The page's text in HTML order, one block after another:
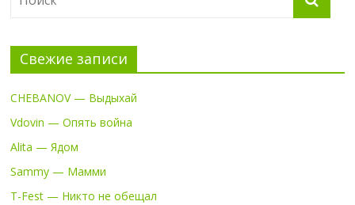
Свежие записи
CHEBANOV — Выдыхай
Vdovin — Опять война
Alita — Ядом
Sammy — Мамми
T-Fest — Никто не обещал